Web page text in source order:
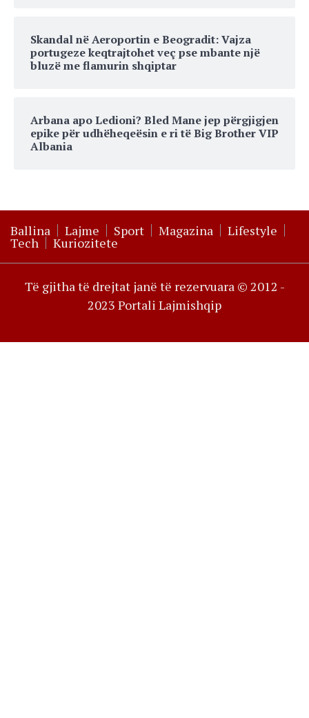
Skandal në Aeroportin e Beogradit: Vajza
portugeze keqtrajtohet veç pse mbante një
bluzë me flamurin shqiptar
Arbana apo Ledioni? Bled Mane jep përgjigjen
epike për udhëheqeësin e ri të Big Brother VIP
Albania
Ballina Lajme Sport Magazina Lifestyle
Tech Kuriozitete
Të gjitha të drejtat janë të rezervuara © 2012 -
2023 Portali Lajmishqip